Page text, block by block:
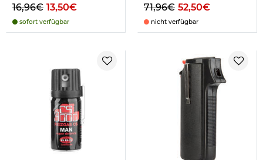
16,96€ 13,50€
sofort verfügbar
71,96€ 52,50€
nicht verfügbar